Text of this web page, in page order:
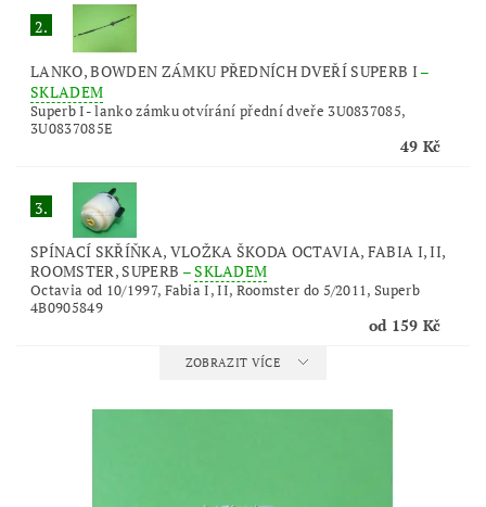
2.
LANKO, BOWDEN ZÁMKU PŘEDNÍCH DVEŘÍ SUPERB I –
SKLADEM
Superb I- lanko zámku otvírání přední dveře 3U0837085,
3U0837085E
49 Kč
3.
SPÍNACÍ SKŘÍŇKA, VLOŽKA ŠKODA OCTAVIA, FABIA I, II,
ROOMSTER, SUPERB –SKLADEM
Octavia od 10/1997, Fabia I, II, Roomster do 5/2011, Superb
4B0905849
od 159 Kč
ZOBRAZIT VÍCE